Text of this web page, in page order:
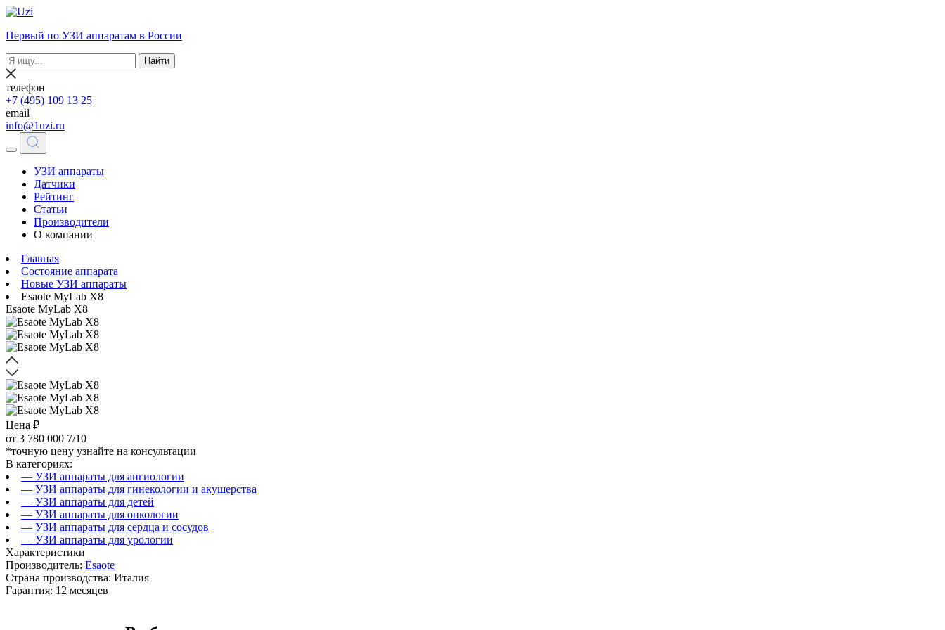
Первый по УЗИ аппаратам в России
Найти
телефон
+7 (495) 109 13 25
email
info@1uzi.ru
УЗИ аппараты
Датчики
Рейтинг
Статьи
Производители
О компании
Главная
Состояние аппарата
Новые УЗИ аппараты
Esaote MyLab X8
Esaote MyLab X8
Цена ₽
от 3 780 000 7/10
*точную цену узнайте на консультации
В категориях:
— УЗИ аппараты для ангиологии
— УЗИ аппараты для гинекологии и акушерства
— УЗИ аппараты для детей
— УЗИ аппараты для онкологии
— УЗИ аппараты для сердца и сосудов
— УЗИ аппараты для урологии
Характеристики
Производитель: Esaote
Страна производства: Италия
Гарантия: 12 месяцев